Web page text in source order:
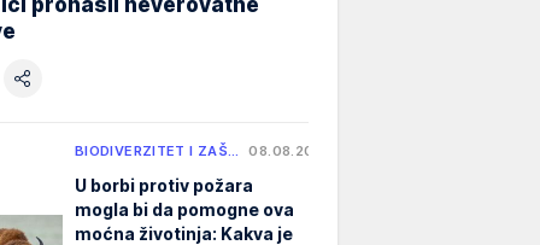
BIODIVERZITET I ZAŠ… 08.08.2026.
U borbi protiv požara
mogla bi da pomogne ova
moćna životinja: Kakva je